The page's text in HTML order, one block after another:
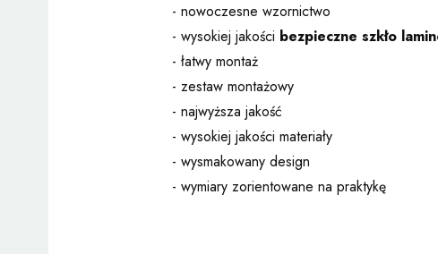
- nowoczesne wzornictwo
- wysokiej jakości bezpieczne szkło
- łatwy montaż
- zestaw montażowy
- najwyższa jakość
- wysokiej jakości materiały
- wysmakowany design
- wymiary zorientowane na praktykę